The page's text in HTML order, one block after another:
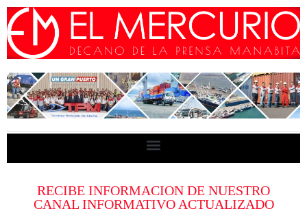
RECIBE INFORMACION DE NUESTRO
CANAL INFORMATIVO ACTUALIZADO